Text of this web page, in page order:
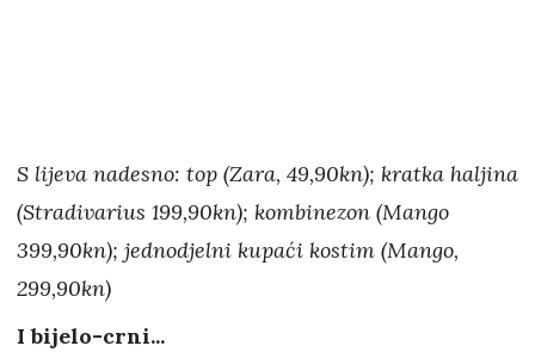
S lijeva nadesno: top (Zara, 49,90kn); kratka haljina
(Stradivarius 199,90kn); kombinezon (Mango
399,90kn); jednodjelni kupaći kostim (Mango,
299,90kn)
I bijelo-crni...